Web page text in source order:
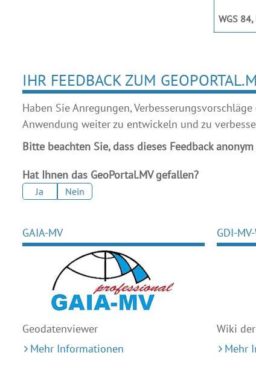
WGS
IHR FEEDBACK ZUM
Haben Sie Anregungen,
Anwendung weiter zu entwickeln und zu
Bitte beachten Sie, dass dieses Feedback
Hat Ihnen das GeoPortal.MV gefallen?
Ja Nein
GAIA-MV
Geodatenviewer
Mehr Informationen
GDI-
Wiki
Mehr